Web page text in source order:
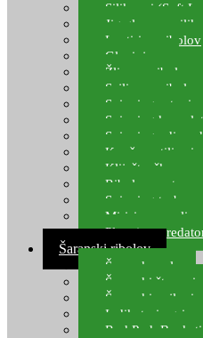
Silikonci (Soft
Jig glave za
Leptiri za ribolov
Glavinjare
Žlice za ribolov
Sajlice za ribolov
Spinning setovi
Spinning
Spinning udice,
Kopče, vrtilice i
Kliješta, škare
Ribolov pastrve
Spinning torbe
Mirisi za varalice
Plovci za
Šaranski ribolov
Šaranske role
Šaranski štapovi
Šaranski najloni
Indikatori ugriza
Rod Pod,